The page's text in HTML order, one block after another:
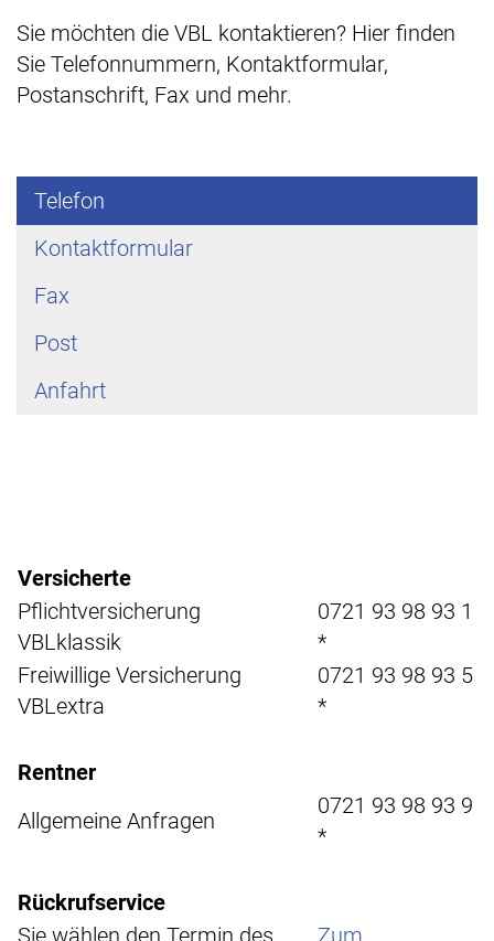
Sie möchten die VBL kontaktieren? Hier finden
Sie Telefonnummern, Kontaktformular,
Postanschrift, Fax und mehr.
Telefon
Kontaktformular
Fax
Post
Anfahrt
Versicherte
Pflichtversicherung
VBLklassik
0721 93 98 93 1
*
Freiwillige Versicherung
VBLextra
0721 93 98 93 5
*
Rentner
Allgemeine Anfragen
0721 93 98 93 9
*
Rückrufservice